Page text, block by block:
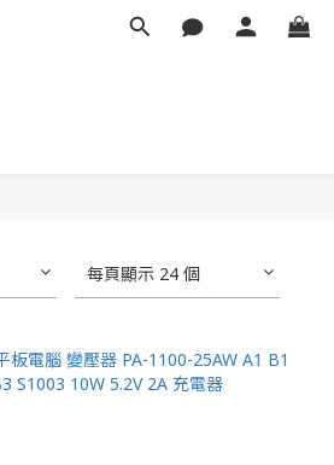
每頁顯示 24 個